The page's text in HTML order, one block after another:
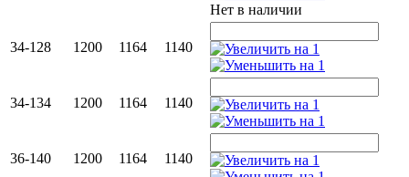
Нет в наличии
34-128 1200 1164 1140
34-134 1200 1164 1140
36-140 1200 1164 1140